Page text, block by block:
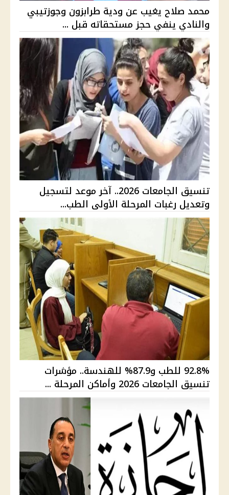
محمد صلاح يغيب عن ودية طرابزون وجوزتيبي
والنادي ينفي حجز مستحقاته قبل ...
تنسيق الجامعات 2026.. آخر موعد لتسجيل
وتعديل رغبات المرحلة الأولى الطب...
92.8% للطب و87.9% للهندسة.. مؤشرات
تنسيق الجامعات 2026 وأماكن المرحلة ...